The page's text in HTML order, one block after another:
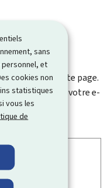
sans
et
cookies non
statistiques
vous les
de
à améliorer cette page.
telles que votre e-